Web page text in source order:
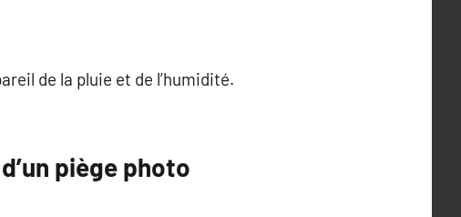
de la pluie et de l’humidité.
piège photo